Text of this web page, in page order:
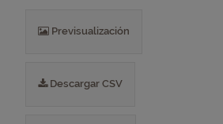
Previsualización
Descargar CSV